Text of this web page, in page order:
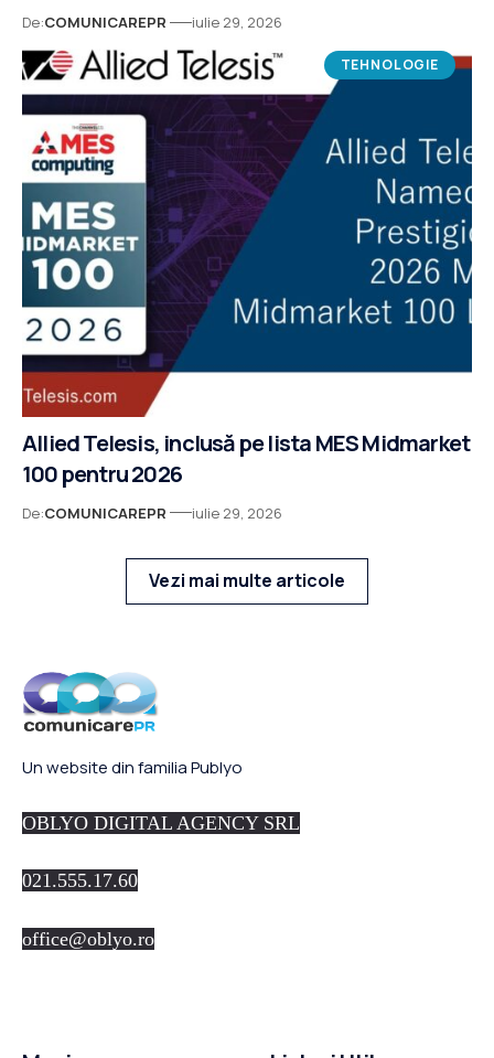
De:COMUNICAREPR iulie 29, 2026
TEHNOLOGIE
Allied Telesis, inclusă pe lista MES Midmarket
100 pentru 2026
De:COMUNICAREPR iulie 29, 2026
Vezi mai multe articole
Un website din familia Publyo
OBLYO DIGITAL AGENCY SRL
021.555.17.60
office@oblyo.ro